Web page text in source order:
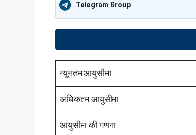
Telegram Group
न्यूनतम आयुसीमा
अधिकतम आयुसीमा
आयुसीमा की गणना